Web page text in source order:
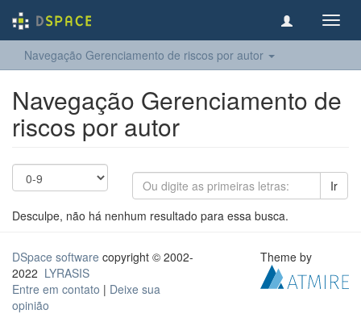
Navegação Gerenciamento de riscos por autor
Navegação Gerenciamento de
riscos por autor
Ir
Desculpe, não há nenhum resultado para essa busca.
DSpace software copyright © 2002-
2022 LYRASIS
Entre em contato | Deixe sua
opinião
Theme by